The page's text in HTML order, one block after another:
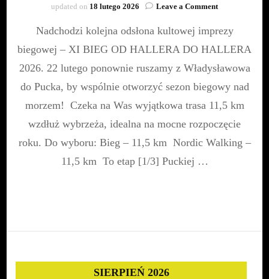
updated on 18 lutego 2026 Leave a Commenton
BIEG
HALLERA
DO
2026
Nadchodzi kolejna odsłona kultowej imprezy
biegowej – XI BIEG OD HALLERA DO HALLERA
2026. 22 lutego ponownie ruszamy z Władysławowa
do Pucka, by wspólnie otworzyć sezon biegowy nad
morzem! Czeka na Was wyjątkowa trasa 11,5 km
wzdłuż wybrzeża, idealna na mocne rozpoczęcie
roku. Do wyboru: Bieg – 11,5 km Nordic Walking –
11,5 km To etap [1/3] Puckiej …
SIERPIEŃ 2026